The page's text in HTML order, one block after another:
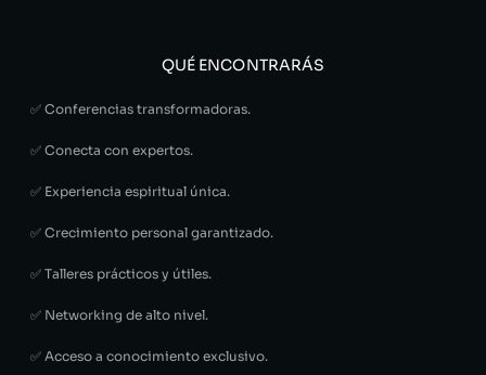
QUÉ ENCONTRARÁS
✅ Conferencias transformadoras.
✅ Conecta con expertos.
✅ Experiencia espiritual única.
✅ Crecimiento personal garantizado.
✅ Talleres prácticos y útiles.
✅ Networking de alto nivel.
✅ Acceso a conocimiento exclusivo.